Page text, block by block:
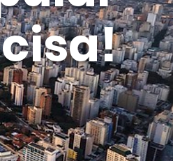
Entrar